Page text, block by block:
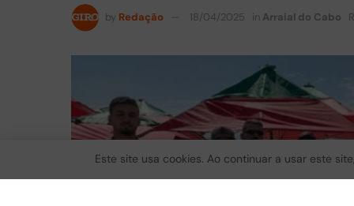
by Redação 18/04/2025 in Arraial do Cabo
Este site usa cookies. Ao continuar a usar este